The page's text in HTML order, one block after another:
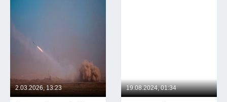
2.03.2026, 13:23 19.08.2024, 01:34